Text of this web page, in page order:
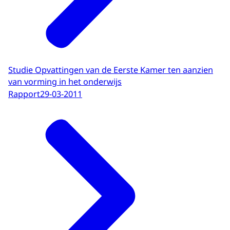
Studie Opvattingen van de Eerste Kamer ten aanzien
van vorming in het onderwijs
Rapport29-03-2011